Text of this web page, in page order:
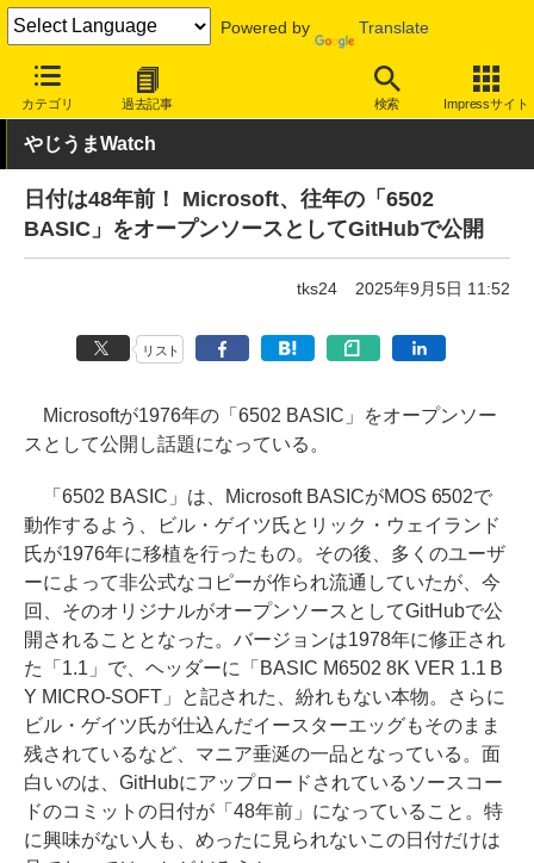
Powered by Translate
カテゴリ 過去記事 検索 Impressサイト
INTERNET Watch トピック
やじうまWatch
日付は48年前！ Microsoft、往年の「6502
BASIC」をオープンソースとしてGitHubで公開
tks24 2025年9月5日 11:52
リスト
Microsoftが1976年の「6502 BASIC」をオープンソー
スとして公開し話題になっている。
「6502 BASIC」は、Microsoft BASICがMOS 6502で
動作するよう、ビル・ゲイツ氏とリック・ウェイランド
氏が1976年に移植を行ったもの。その後、多くのユーザ
ーによって非公式なコピーが作られ流通していたが、今
回、そのオリジナルがオープンソースとしてGitHubで公
開されることとなった。バージョンは1978年に修正され
た「1.1」で、ヘッダーに「BASIC M6502 8K VER 1.1 B
Y MICRO-SOFT」と記された、紛れもない本物。さらに
ビル・ゲイツ氏が仕込んだイースターエッグもそのまま
残されているなど、マニア垂涎の一品となっている。面
白いのは、GitHubにアップロードされているソースコー
ドのコミットの日付が「48年前」になっていること。特
に興味がない人も、めったに見られないこの日付だけは